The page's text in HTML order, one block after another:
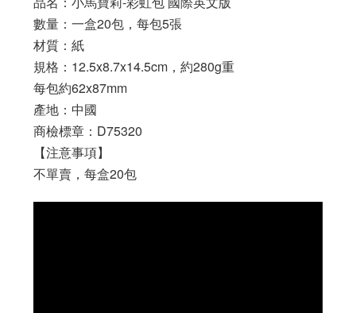
數量：一盒20包，每包5張
材質：紙
規格：12.5x8.7x14.5cm，約280g重
每包約62x87mm
產地：中國
商檢標章：D75320
【注意事項】
不單賣，每盒20包